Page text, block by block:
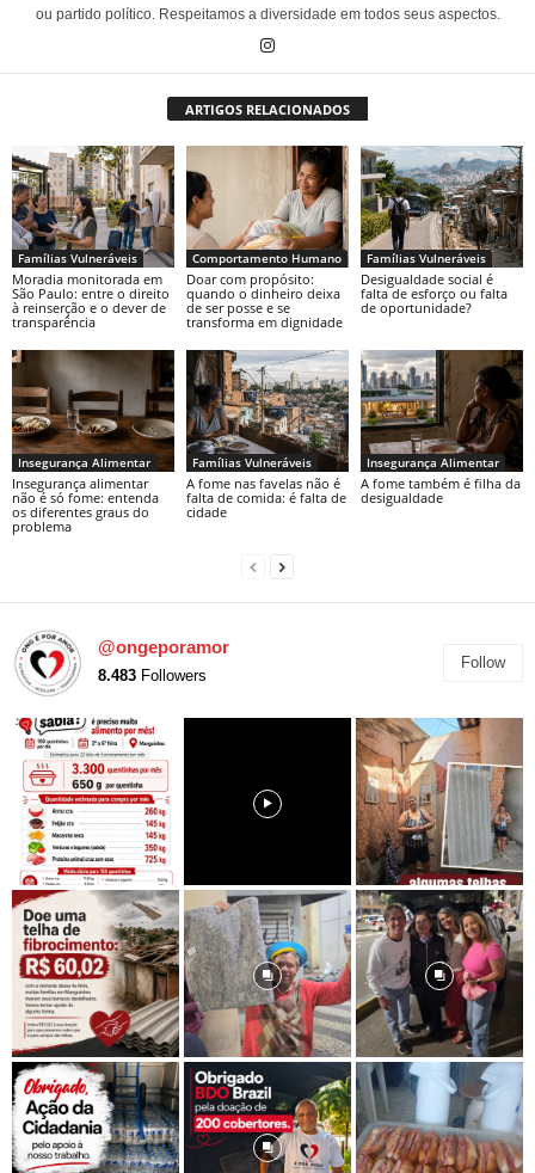
ou partido político. Respeitamos a diversidade em todos seus aspectos.
ARTIGOS RELACIONADOS
Famílias Vulneráveis
Moradia monitorada em
São Paulo: entre o direito
à reinserção e o dever de
transparência
Comportamento Humano
Doar com propósito:
quando o dinheiro deixa
de ser posse e se
transforma em dignidade
Famílias Vulneráveis
Desigualdade social é
falta de esforço ou falta
de oportunidade?
Insegurança Alimentar
Insegurança alimentar
não é só fome: entenda
os diferentes graus do
problema
Famílias Vulneráveis
A fome nas favelas não é
falta de comida: é falta de
cidade
Insegurança Alimentar
A fome também é filha da
desigualdade
@ongeporamor
8.483 Followers
Follow